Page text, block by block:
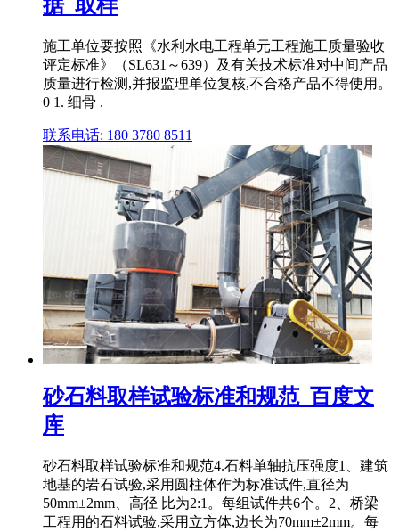
据_取样
施工单位要按照《水利水电工程单元工程施工质量验收
评定标准》（SL631～639）及有关技术标准对中间产品
质量进行检测,并报监理单位复核,不合格产品不得使用。
0 1. 细骨 .
联系电话: 180 3780 8511
砂石料取样试验标准和规范_百度文
库
砂石料取样试验标准和规范4.石料单轴抗压强度1、建筑
地基的岩石试验,采用圆柱体作为标准试件,直径为
50mm±2mm、高径 比为2:1。每组试件共6个。2、桥梁
工程用的石料试验,采用立方体,边长为70mm±2mm。每